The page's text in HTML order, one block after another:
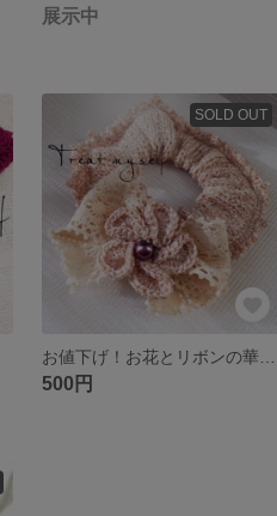
展示中
SOLD OUT
お値下げ！お花とリボンの華やかシュシュ
500円